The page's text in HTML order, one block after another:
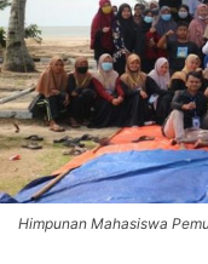
Himpunan Mahasiswa